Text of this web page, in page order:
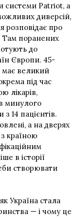
системи Patriot, а
диверсій,
розповідає про
поранених
до
Європи. 45-
великий
під час
лікарів,
минулого
14 пацієнтів.
а на дверях
країною
в історії
створювати
Україна стала
— і чому це